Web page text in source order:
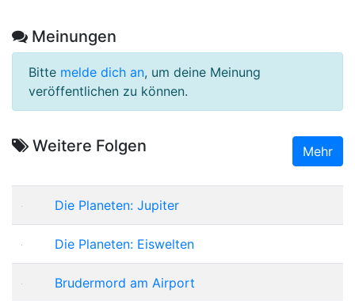
Meinungen
Bitte melde dich an, um deine Meinung
veröffentlichen zu können.
Weitere Folgen Mehr
Die Planeten: Jupiter
Die Planeten: Eiswelten
Brudermord am Airport